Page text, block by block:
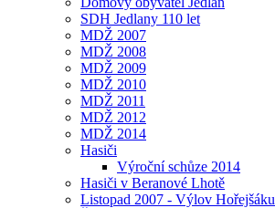
SDH Jedlany 110 let
MDŽ 2007
MDŽ 2008
MDŽ 2009
MDŽ 2010
MDŽ 2011
MDŽ 2012
MDŽ 2014
Hasiči
Výroční schůze 2014
Hasiči v Beranové Lhotě
Listopad 2007 - Výlov Hořejšáku